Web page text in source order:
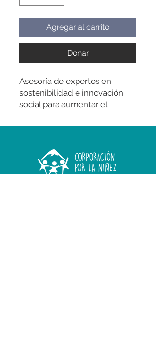
Agregar al carrito
Donar
Asesoría de expertos en
sostenibilidad e innovación
social para aumentar el
nuestro impacto comunitario.